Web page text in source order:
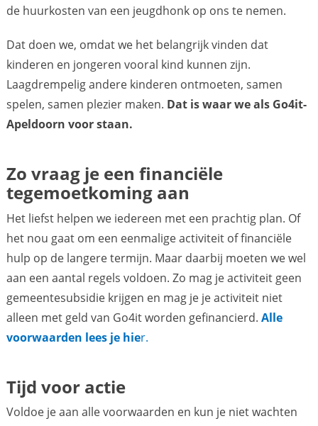
de huurkosten van een jeugdhonk op ons te nemen.
Dat doen we, omdat we het belangrijk vinden dat
kinderen en jongeren vooral kind kunnen zijn.
Laagdrempelig andere kinderen ontmoeten, samen
spelen, samen plezier maken. Dat is waar we als Go4it-
Apeldoorn voor staan.
Zo vraag je een financiële
tegemoetkoming aan
Het liefst helpen we iedereen met een prachtig plan. Of
het nou gaat om een eenmalige activiteit of financiële
hulp op de langere termijn. Maar daarbij moeten we wel
aan een aantal regels voldoen. Zo mag je activiteit geen
gemeentesubsidie krijgen en mag je je activiteit niet
alleen met geld van Go4it worden gefinancierd. Alle
voorwaarden lees je hier.
Tijd voor actie
Voldoe je aan alle voorwaarden en kun je niet wachten